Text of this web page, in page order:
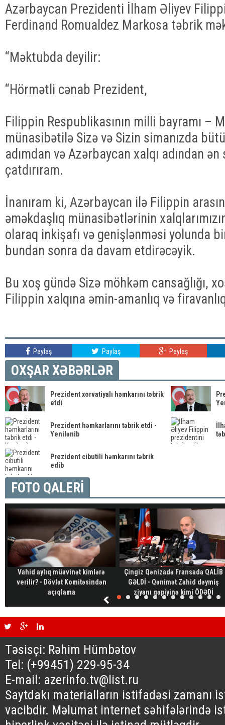
Azərbaycan Prezidenti İlham Əliyev
Ferdinand Romualdez Markosa təbrik
“Məktubda deyilir:
“Hörmətli cənab Prezident,
Filippin Respublikasının milli bayramı –
münasibətilə Sizə və Sizin simanızda
adımdan və Azərbaycan xalqı adından
çatdırıram.
İnanıram ki, Azərbaycan ilə Filippin
əməkdaşlıq münasibətlərinin
olaraq inkişafı və genişlənməsi yolunda
bundan sonra da davam etdirəcəyik.
Bu xoş gündə Sizə möhkəm cansağlığı,
Filippin xalqına əmin-amanlıq və
Paylaş Paylaş Paylaş
OXŞAR XƏBƏRLƏR
Prezident xorvatiyalı həmkarını təbrik
etdi
Prezident həmkarlarını təbrik etdi -
Yenilənib
Prezident cibutili həmkarını təbrik
edib
FOTO QALERİ
Vahid aylıq müavinət kimlərə
verilir? - Dövlət Komitəsindən
açıqlama
Çingiz Qənizadə Fransada QALİB
GƏLDİ - Qənimət Zahid dəymiş
ziyanı qəpiyinə kimi ÖDƏDİ
Təsisçi: Rəhim Hümbətov
Tel: (+99451) 229-95-34
E-mail: azerinfo.tv@list.ru
Saytdakı materialların istifadəsi zamanı
vacibdir. Məlumat internet səhifələrində